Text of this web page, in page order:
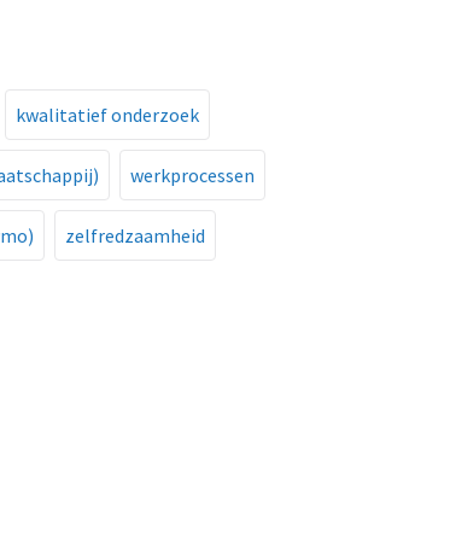
kwalitatief onderzoek
werkprocessen
zelfredzaamheid